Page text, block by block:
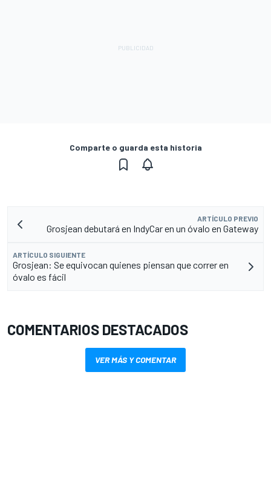
Comparte o guarda esta historia
ARTÍCULO PREVIO
Grosjean debutará en IndyCar en un óvalo en Gateway
ARTÍCULO SIGUIENTE
Grosjean: Se equivocan quienes piensan que correr en
óvalo es fácil
COMENTARIOS DESTACADOS
VER MÁS Y COMENTAR